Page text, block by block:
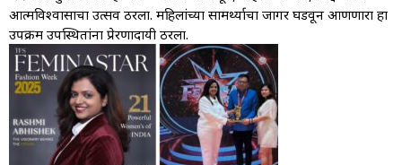
आत्मविश्वासाचा उत्सव ठरला. महिलांच्या सामर्थ्याचा जागर घडवून आणणारा हा
उपक्रम उपस्थितांना प्रेरणादायी ठरला.